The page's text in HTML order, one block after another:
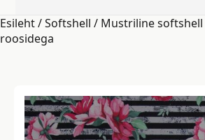
Esileht/Softshell / Mustriline softshell
roosidega